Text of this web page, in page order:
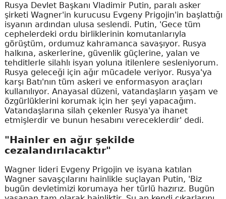
Rusya Devlet Başkanı Vladimir Putin, paralı asker
şirketi Wagner'in kurucusu Evgeny Prigojin'in başlattığı
isyanın ardından ulusa seslendi. Putin, 'Gece tüm
cephelerdeki ordu birliklerinin komutanlarıyla
görüştüm, ordumuz kahramanca savaşıyor. Rusya
halkına, askerlerine, güvenlik güçlerine, yalan ve
tehditlerle silahlı isyan yoluna itilenlere sesleniyorum.
Rusya geleceği için ağır mücadele veriyor. Rusya'ya
karşı Batı'nın tüm askeri ve enformasyon araçları
kullanılıyor. Anayasal düzeni, vatandaşların yaşam ve
özgürlüklerini korumak için her şeyi yapacağım.
Vatandaşlarına silah çekenler Rusya'ya ihanet
etmişlerdir ve bunun hesabını vereceklerdir' dedi.
"Hainler en ağır şekilde
cezalandırılacaktır"
Wagner lideri Evgeny Prigojin ve isyana katılan
Wagner savaşçılarını hainlikle suçlayan Putin, 'Biz
bugün devletimizi korumaya her türlü hazırız. Bugün